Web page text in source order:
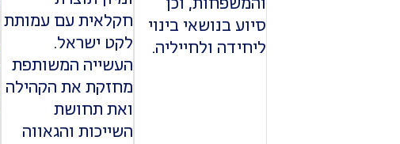
סיוע בנושאי בינוי
ליחידה ולחייליה.
חקלאית עם עמותת
לקט ישראל.
העשייה המשותפת
מחזקת את הקהילה
ואת תחושת
השייכות והגאווה